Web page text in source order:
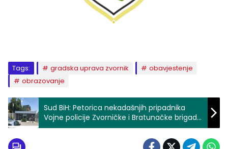
Tags: gradska uprava zvornik
obavjestenje
obrazovanje
Sud BiH: Petorica nekadašnjih pripadnika
Vojne policije Zvorničke i Bratunačke brigade
VRS-a negirali krivnju za genocid